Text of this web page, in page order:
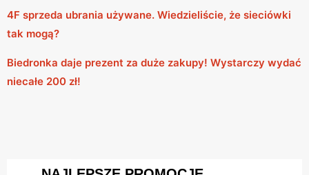
4F sprzeda ubrania używane. Wiedzieliście, że sieciówki
tak mogą?
Biedronka daje prezent za duże zakupy! Wystarczy wydać
niecałe 200 zł!